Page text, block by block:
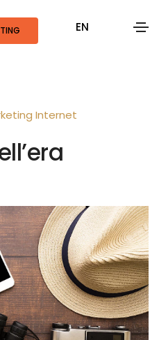
EN
Internet